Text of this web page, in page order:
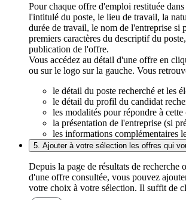
Pour chaque offre d'emploi restituée
l'intitulé du poste, le lieu de travail, la
durée de travail, le nom de l'entreprise si
premiers caractères du descriptif du
publication de l'offre.
Vous accédez au détail d'une offre en
ou sur le logo sur la gauche. Vous
le détail du poste recherché et les
le détail du profil du candidat
les modalités pour répondre à
la présentation de l'entreprise (si
les informations complémentaires
5. Ajouter à votre sélection les offres qui
Depuis la page de résultats de recherche
d'une offre consultée, vous pouvez
votre choix à votre sélection. Il suffit de